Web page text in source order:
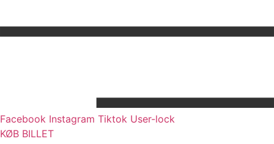
Facebook Instagram Tiktok User-lock
KØB BILLET